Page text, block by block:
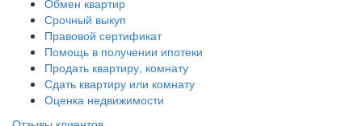
Срочный выкуп
Правовой сертификат
Помощь в получении ипотеки
Продать квартиру, комнату
Сдать квартиру или комнату
Оценка недвижимости